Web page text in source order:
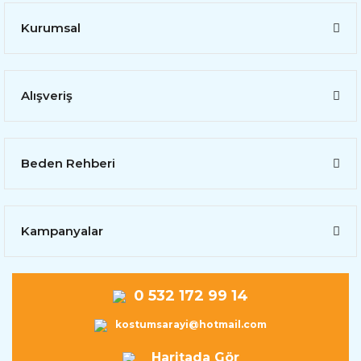
Kurumsal
Alışveriş
Beden Rehberi
Kampanyalar
0 532 172 99 14
kostumsarayi@hotmail.com
Haritada Gör